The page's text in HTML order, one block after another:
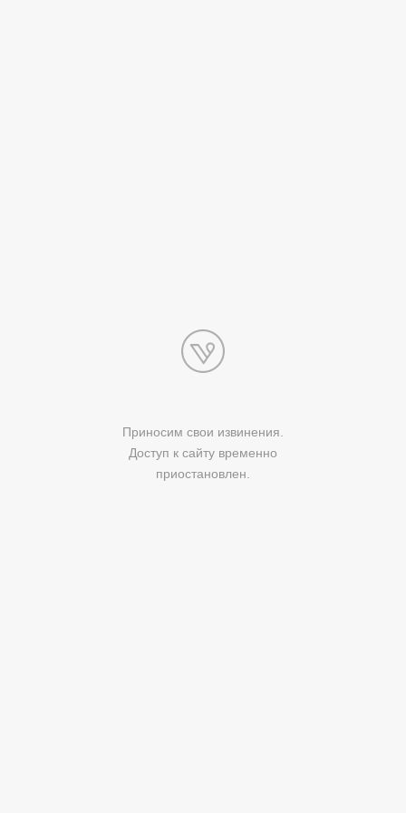
Приносим свои извинения.
Доступ к сайту временно
приостановлен.